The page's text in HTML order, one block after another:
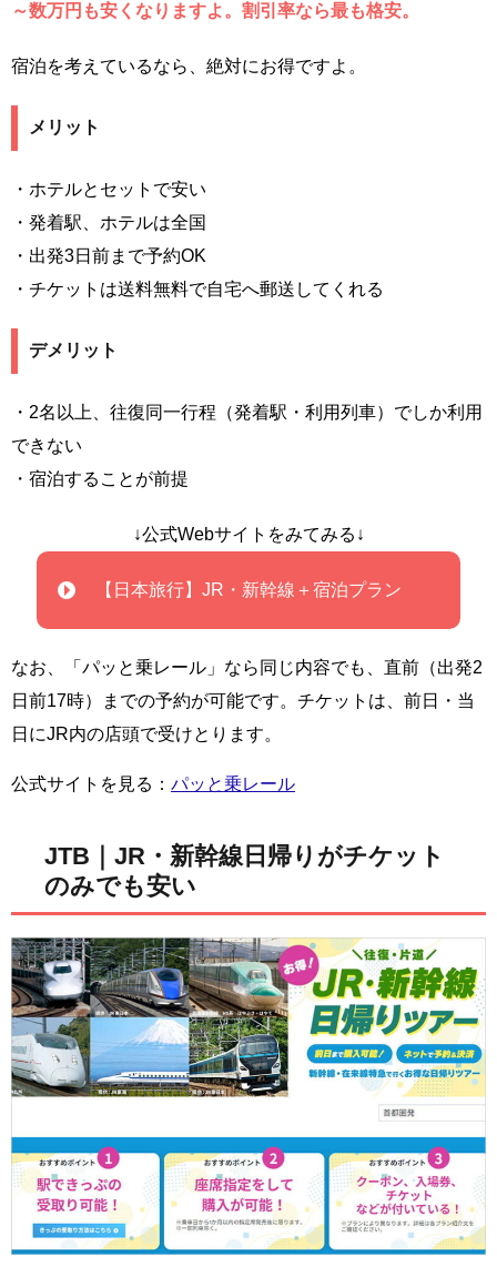
～数万円も安くなりますよ。割引率なら最も格安。
宿泊を考えているなら、絶対にお得ですよ。
メリット
・ホテルとセットで安い
・発着駅、ホテルは全国
・出発3日前まで予約OK
・チケットは送料無料で自宅へ郵送してくれる
デメリット
・2名以上、往復同一行程（発着駅・利用列車）でしか利用
できない
・宿泊することが前提
↓公式Webサイトをみてみる↓
【日本旅行】JR・新幹線＋宿泊プラン
なお、「パッと乗レール」なら同じ内容でも、直前（出発2
日前17時）までの予約が可能です。チケットは、前日・当
日にJR内の店頭で受けとります。
公式サイトを見る： パッと乗レール
JTB｜JR・新幹線日帰りがチケット
のみでも安い